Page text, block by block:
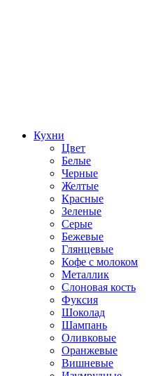
Кухни
Цвет
Белые
Черные
Желтые
Красные
Зеленые
Серые
Бежевые
Глянцевые
Кофе с молоком
Металлик
Слоновая кость
Фуксия
Шоколад
Шампань
Оливковые
Оранжевые
Вишневые